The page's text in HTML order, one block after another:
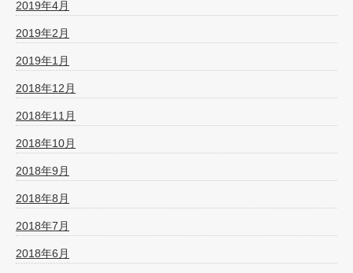
2019年4月
2019年2月
2019年1月
2018年12月
2018年11月
2018年10月
2018年9月
2018年8月
2018年7月
2018年6月